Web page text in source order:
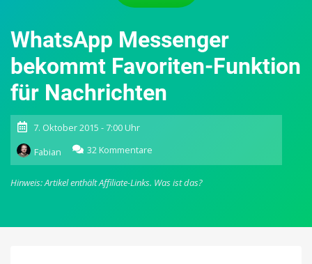
WhatsApp Messenger
bekommt Favoriten-Funktion
für Nachrichten
7. Oktober 2015 - 7:00 Uhr
Fabian
32 Kommentare
WhatsApp
Messenger
bekommt
für
Hinweis: Artikel enthält Affiliate-Links. Was ist das?